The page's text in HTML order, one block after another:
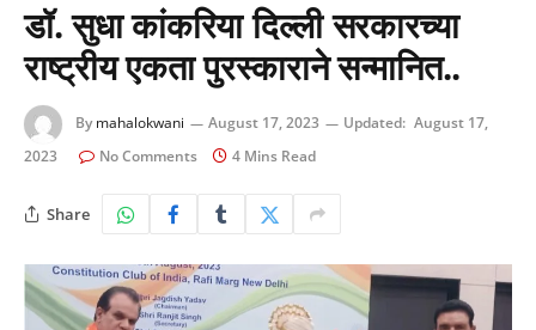
डॉ. सुधा कांकरिया दिल्ली सरकारच्या
राष्ट्रीय एकता पुरस्काराने सन्मानित..
By mahalokwani August 17, 2023 Updated: August 17,
2023
No Comments 4 Mins Read
Share